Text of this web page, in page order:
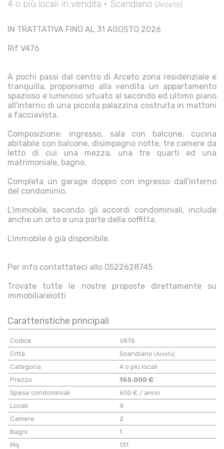
4 o più locali in vendita • Scandiano (Arceto)
IN TRATTATIVA FINO AL 31 AGOSTO 2026
Rif V476
A pochi passi dal centro di Arceto zona residenziale e
tranquilla, proponiamo alla vendita un appartamento
spazioso e luminoso situato al secondo ed ultimo piano
all'interno di una piccola palazzina costruita in mattoni
a facciavista.
Composizione: ingresso, sala con balcone, cucina
abitabile con balcone, disimpegno notte, tre camere da
letto di cui una mezza, una tre quarti ed una
matrimoniale, bagno.
Completa un garage doppio con ingresso dall'interno
del condominio.
L’immobile, secondo gli accordi condominiali, include
anche un orto e una parte della soffitta.
L'immobile è già disponibile.
Per info contattateci allo 0522628745
Trovate tutte le nostre proposte direttamente su
immobiliareiotti
Caratteristiche principali
Codice
V476
Città
Scandiano (Arceto)
Categoria
4 o più locali
Prezzo
155.000 €
Spese condominiali
600 € / anno
Locali
4
Camere
2
Bagni
1
Mq
131